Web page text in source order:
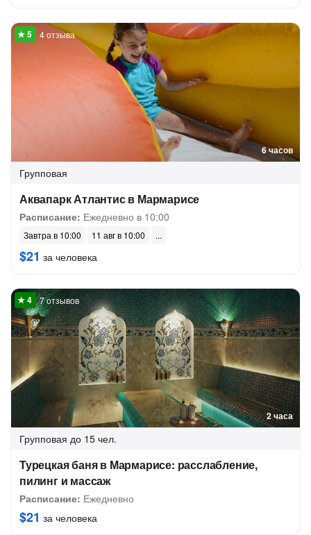
6 часов
4 отзыва
Групповая
Аквапарк Атлантис в Мармарисе
Расписание: Ежедневно в 10:00
Завтра в 10:00 11 авг в 10:00
$21 за человека
2 часа
7 отзывов
Групповая до 15 чел.
Турецкая баня в Мармарисе: расслабление,
пилинг и массаж
Расписание: Ежедневно
$21 за человека